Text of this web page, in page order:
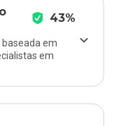
43%
baseada em
em